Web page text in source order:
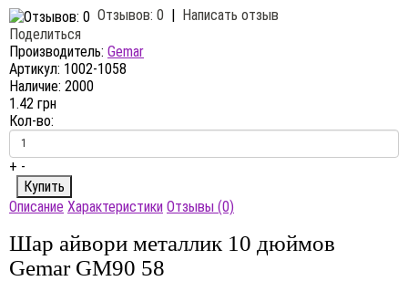
Отзывов: 0
Написать отзыв
Поделиться
Производитель: Gemar
Артикул: 1002-1058
Наличие: 2000
1.42 грн
Кол-во:
+ -
Описание Характеристики Отзывы (0)
Шар айвори металлик 10 дюймов
Gemar GM90 58